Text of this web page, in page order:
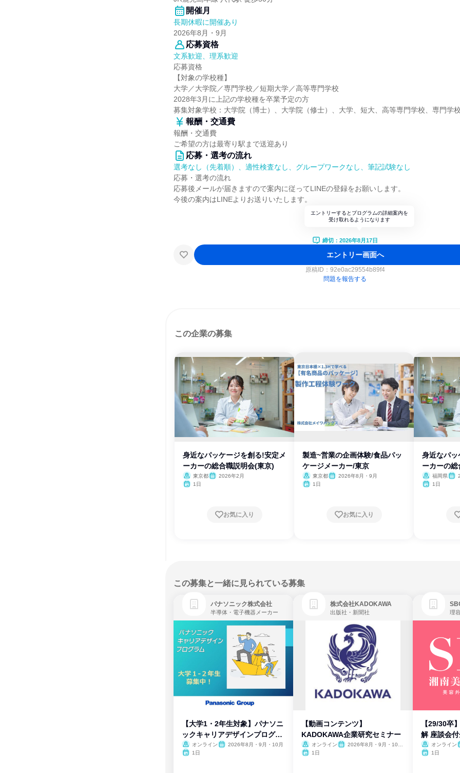
開催月
長期休暇に開催あり
2026年8月・9月
応募資格
文系歓迎、理系歓迎
応募資格
【対象の学校種】
大学／大学院／専門学校／短期大学／高等専門学校
2028年3月に上記の学校種を卒業予定の方
募集対象学校：大学院（博士）、大学院（修士）、大学、短大、高等専門学校、専門学
報酬・交通費
報酬・交通費
ご希望の方は最寄り駅まで送迎あり
応募・選考の流れ
選考なし（先着順）、適性検査なし、グループワークなし、筆記試験なし
応募・選考の流れ
応募後メールが届きますので案内に従ってLINEの登録をお願いします。
今後の案内はLINEよりお送りいたします。
エントリーするとプログラムの詳細案内を
受け取れるようになります
締切：2026年8月17日
エントリー画面へ
原稿ID： 92e0ac29554b89f4
問題を報告する
この企業の募集
身近なパッケージを創る!安定メ
ーカーの総合職説明会(東京)
東京都
2026年2月
1日
お気に入り
製造~営業の企画体験/食品パッ
ケージメーカー/東京
東京都
2026年8月・9月
1日
お気に入り
身近なパ
ーカーの
福岡県
1日
この募集と一緒に見られている募集
パナソニック株式会社
半導体・電子機器メーカー
【大学1・2年生対象】パナソニ
ックキャリアデザインプログラ
ム
オンライン
2026年8月・9月・10月
1日
株式会社KADOKAWA
出版社・新聞社
【動画コンテンツ】
KADOKAWA企業研究セミナー
オンライン
2026年8月・9月・10
1日
【29/30卒
解 座談会
オンライン
1日